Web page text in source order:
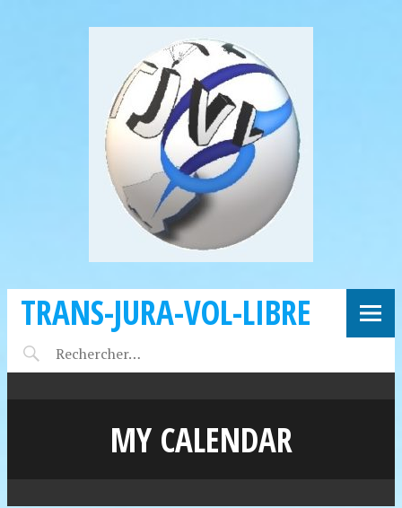
TRANS-JURA-VOL-LIBRE
MY CALENDAR